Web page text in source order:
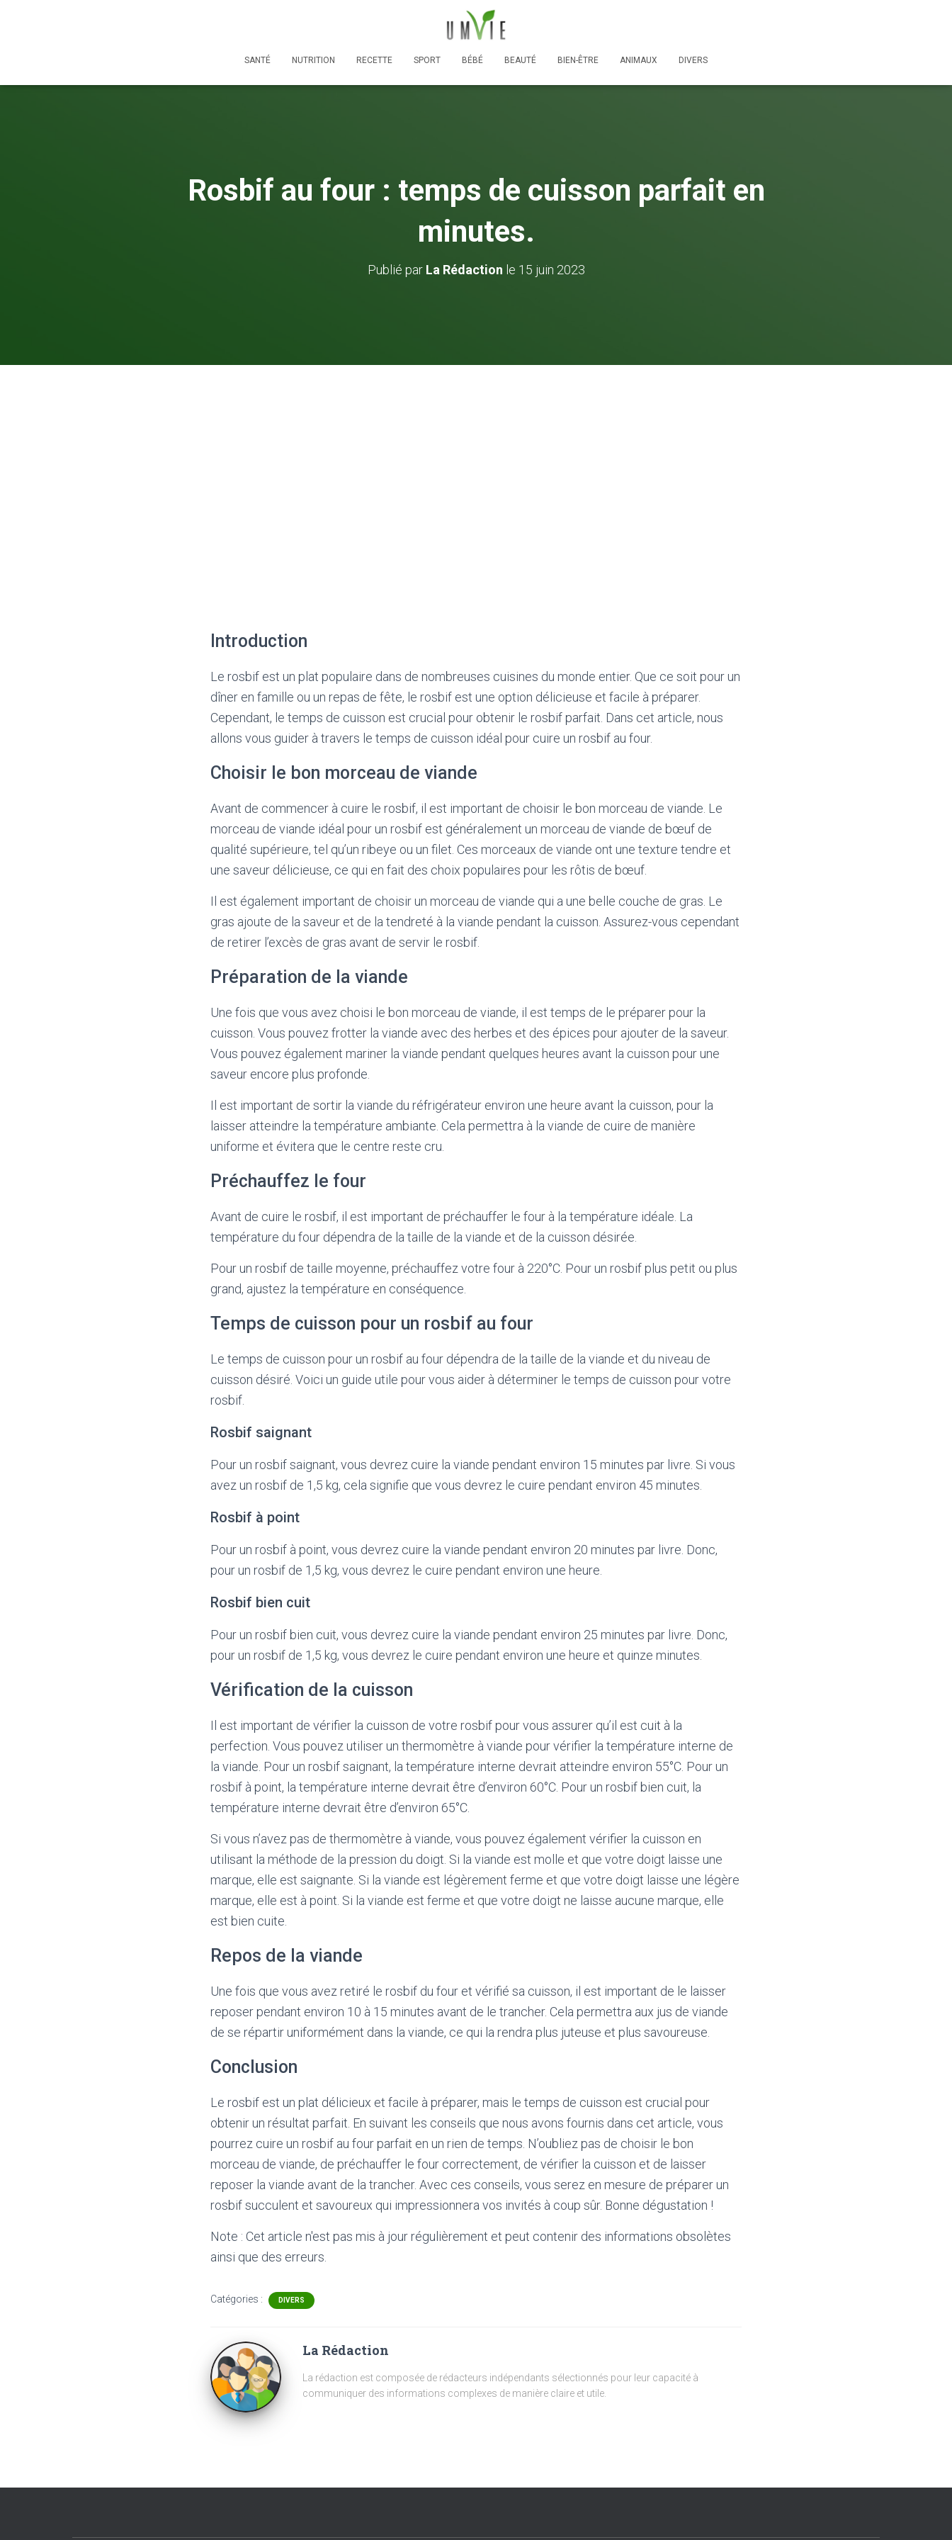
SANTÉ NUTRITION RECETTE SPORT BÉBÉ BEAUTÉ BIEN-ÊTRE ANIMAUX DIVERS
Rosbif au four : temps de cuisson parfait en
minutes.
Publié par La Rédaction le 15 juin 2023
Introduction
Le rosbif est un plat populaire dans de nombreuses cuisines du monde entier. Que ce soit pour un
dîner en famille ou un repas de fête, le rosbif est une option délicieuse et facile à préparer.
Cependant, le temps de cuisson est crucial pour obtenir le rosbif parfait. Dans cet article, nous
allons vous guider à travers le temps de cuisson idéal pour cuire un rosbif au four.
Choisir le bon morceau de viande
Avant de commencer à cuire le rosbif, il est important de choisir le bon morceau de viande. Le
morceau de viande idéal pour un rosbif est généralement un morceau de viande de bœuf de
qualité supérieure, tel qu’un ribeye ou un filet. Ces morceaux de viande ont une texture tendre et
une saveur délicieuse, ce qui en fait des choix populaires pour les rôtis de bœuf.
Il est également important de choisir un morceau de viande qui a une belle couche de gras. Le
gras ajoute de la saveur et de la tendreté à la viande pendant la cuisson. Assurez-vous cependant
de retirer l’excès de gras avant de servir le rosbif.
Préparation de la viande
Une fois que vous avez choisi le bon morceau de viande, il est temps de le préparer pour la
cuisson. Vous pouvez frotter la viande avec des herbes et des épices pour ajouter de la saveur.
Vous pouvez également mariner la viande pendant quelques heures avant la cuisson pour une
saveur encore plus profonde.
Il est important de sortir la viande du réfrigérateur environ une heure avant la cuisson, pour la
laisser atteindre la température ambiante. Cela permettra à la viande de cuire de manière
uniforme et évitera que le centre reste cru.
Préchauffez le four
Avant de cuire le rosbif, il est important de préchauffer le four à la température idéale. La
température du four dépendra de la taille de la viande et de la cuisson désirée.
Pour un rosbif de taille moyenne, préchauffez votre four à 220°C. Pour un rosbif plus petit ou plus
grand, ajustez la température en conséquence.
Temps de cuisson pour un rosbif au four
Le temps de cuisson pour un rosbif au four dépendra de la taille de la viande et du niveau de
cuisson désiré. Voici un guide utile pour vous aider à déterminer le temps de cuisson pour votre
rosbif.
Rosbif saignant
Pour un rosbif saignant, vous devrez cuire la viande pendant environ 15 minutes par livre. Si vous
avez un rosbif de 1,5 kg, cela signifie que vous devrez le cuire pendant environ 45 minutes.
Rosbif à point
Pour un rosbif à point, vous devrez cuire la viande pendant environ 20 minutes par livre. Donc,
pour un rosbif de 1,5 kg, vous devrez le cuire pendant environ une heure.
Rosbif bien cuit
Pour un rosbif bien cuit, vous devrez cuire la viande pendant environ 25 minutes par livre. Donc,
pour un rosbif de 1,5 kg, vous devrez le cuire pendant environ une heure et quinze minutes.
Vérification de la cuisson
Il est important de vérifier la cuisson de votre rosbif pour vous assurer qu’il est cuit à la
perfection. Vous pouvez utiliser un thermomètre à viande pour vérifier la température interne de
la viande. Pour un rosbif saignant, la température interne devrait atteindre environ 55°C. Pour un
rosbif à point, la température interne devrait être d’environ 60°C. Pour un rosbif bien cuit, la
température interne devrait être d’environ 65°C.
Si vous n’avez pas de thermomètre à viande, vous pouvez également vérifier la cuisson en
utilisant la méthode de la pression du doigt. Si la viande est molle et que votre doigt laisse une
marque, elle est saignante. Si la viande est légèrement ferme et que votre doigt laisse une légère
marque, elle est à point. Si la viande est ferme et que votre doigt ne laisse aucune marque, elle
est bien cuite.
Repos de la viande
Une fois que vous avez retiré le rosbif du four et vérifié sa cuisson, il est important de le laisser
reposer pendant environ 10 à 15 minutes avant de le trancher. Cela permettra aux jus de viande
de se répartir uniformément dans la viande, ce qui la rendra plus juteuse et plus savoureuse.
Conclusion
Le rosbif est un plat délicieux et facile à préparer, mais le temps de cuisson est crucial pour
obtenir un résultat parfait. En suivant les conseils que nous avons fournis dans cet article, vous
pourrez cuire un rosbif au four parfait en un rien de temps. N’oubliez pas de choisir le bon
morceau de viande, de préchauffer le four correctement, de vérifier la cuisson et de laisser
reposer la viande avant de la trancher. Avec ces conseils, vous serez en mesure de préparer un
rosbif succulent et savoureux qui impressionnera vos invités à coup sûr. Bonne dégustation !
Note : Cet article n'est pas mis à jour régulièrement et peut contenir des informations obsolètes
ainsi que des erreurs.
Catégories : DIVERS
La Rédaction
La rédaction est composée de rédacteurs indépendants sélectionnés pour leur capacité à
communiquer des informations complexes de manière claire et utile.